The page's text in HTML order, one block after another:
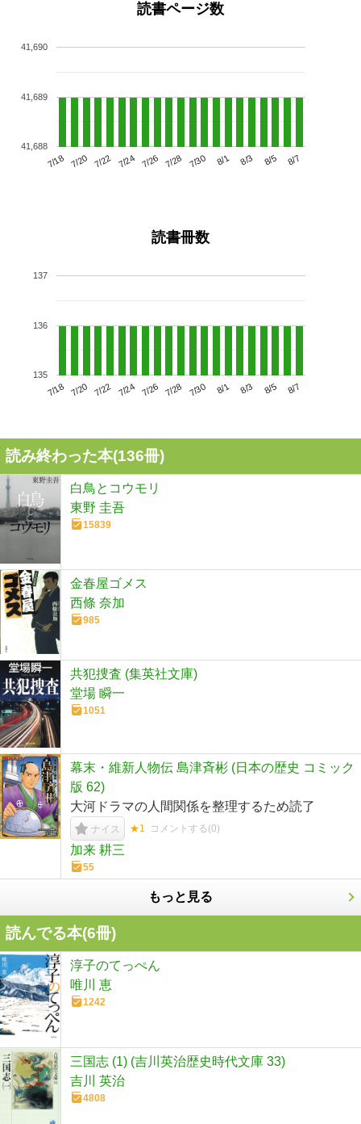
読書ページ数
7/18 7/20 7/22 7/24 7/26 7/28 7/30 8/1 8/3 8/5 8/7
41,688
41,689
41,690
読書冊数
7/18 7/20 7/22 7/24 7/26 7/28 7/30 8/1 8/3 8/5 8/7
135
136
137
読み終わった本(136冊)
白鳥とコウモリ
東野 圭吾
15839
金春屋ゴメス
西條 奈加
985
共犯捜査 (集英社文庫)
堂場 瞬一
1051
幕末・維新人物伝 島津斉彬 (日本の歴史 コミック
版 62)
大河ドラマの人間関係を整理するため読了
ナイス ★1 コメントする(0)
加来 耕三
55
もっと見る
読んでる本(6冊)
淳子のてっぺん
唯川 恵
1242
三国志 (1) (吉川英治歴史時代文庫 33)
吉川 英治
4808